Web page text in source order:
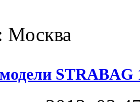
Москва
STRABAG